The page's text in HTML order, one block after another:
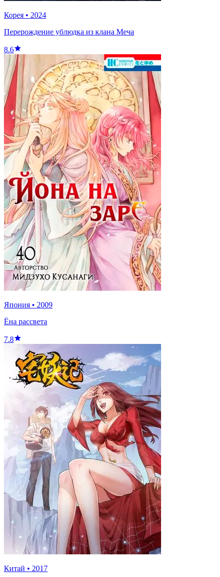
Корея • 2024
Перерождение ублюдка из клана Меча
8.6
Япония • 2009
Ёна рассвета
7.8
Китай • 2017